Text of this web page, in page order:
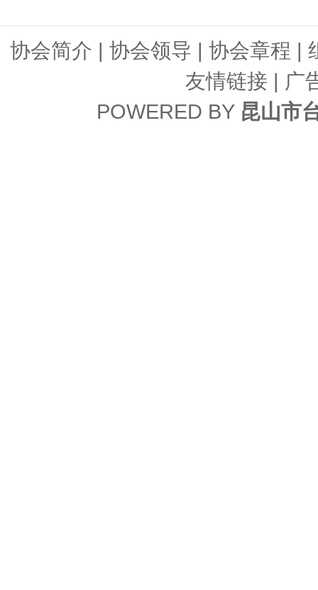
协会简介 | 协会领导 | 协会章程 |
友情链接 | 广
POWERED BY 昆山市